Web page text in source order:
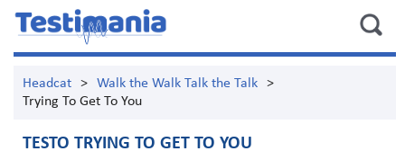
Headcat > Walk the Walk Talk the Talk
>
Trying To Get To You
TESTO TRYING TO GET TO YOU